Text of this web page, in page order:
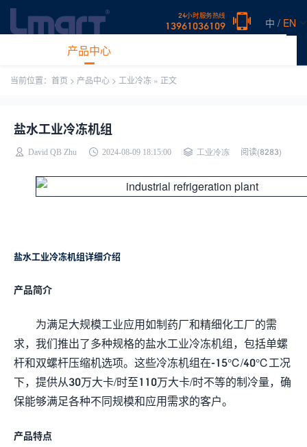
中 / EN
24小时服务热线
13961036109
产品中心
当前位置： 首页 > 产品中心 > 工业冷冻 » 正文
盐水工业冷冻机组
David QB Zhu 2024-08-09 18:15:00 工业冷冻 阅读(8283)
盐水工业冷冻机组详细介绍
产品简介
为满足大规模工业应用如制药厂和精细化工厂的需
求，我们推出了多种规格的盐水工业冷冻机组，包括单螺
杆和双螺杆压缩机选项。这些冷冻机组在-15℃/40℃工况
下，提供从30万大卡/时至110万大卡/时不等的制冷量，确
保能够满足各种不同规模和应用需求的客户。
产品特点